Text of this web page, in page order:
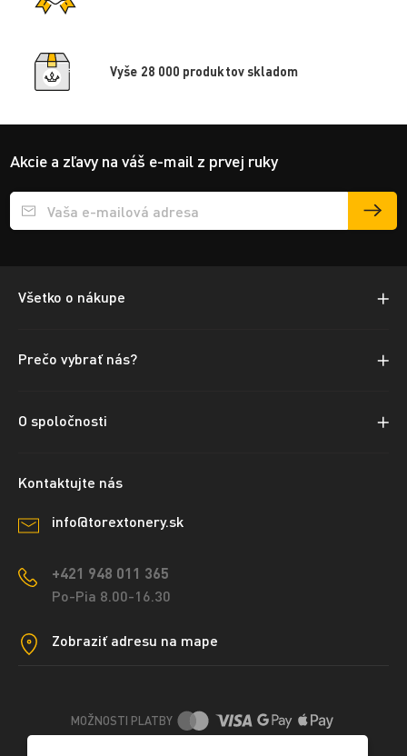
Vyše 28 000 produktov skladom
Akcie a zľavy na váš e-mail z prvej ruky
Přihlášení e-mailu k odběru
Všetko o nákupe
Prečo vybrať nás?
O spoločnosti
Kontaktujte nás
info@torextonery.sk
+421 948 011 365
Po-Pia 8.00-16.30
Zobraziť adresu na mape
MOŽNOSTI PLATBY